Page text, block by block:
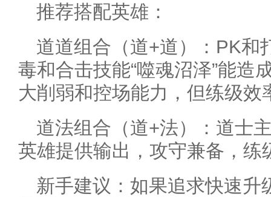
推荐搭配英雄：
道道组合（道+道）：PK和
毒和合击技能“噬魂沼泽”能造
大削弱和控场能力，但练级效
道法组合（道+法）：道士
英雄提供输出，攻守兼备，练
新手建议：如果追求快速升